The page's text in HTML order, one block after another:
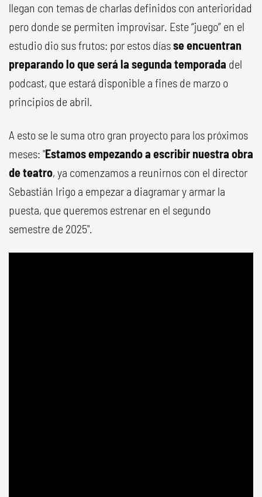
llegan con temas de charlas definidos con anterioridad
pero donde se permiten improvisar. Este “juego” en el
estudio dio sus frutos: por estos díasse encuentran
preparando lo que será la segunda temporada del
podcast, que estará disponible a fines de marzo o
principios de abril.
A esto se le suma otro gran proyecto para los próximos
meses: "Estamos empezando a escribir nuestra obra
de teatro, ya comenzamos a reunirnos con el director
Sebastián Irigo a empezar a diagramar y armar la
puesta, que queremos estrenar en el segundo
semestre de 2025".